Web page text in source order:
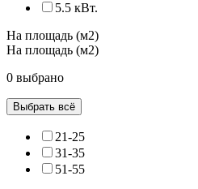
5.5 кВт.
На площадь (м2)
На площадь (м2)
0 выбрано
Выбрать всё
21-25
31-35
51-55